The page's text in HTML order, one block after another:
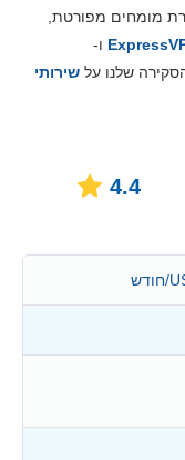
מומחים מפורטת,
ו-
שלנו על שירותי
4.4